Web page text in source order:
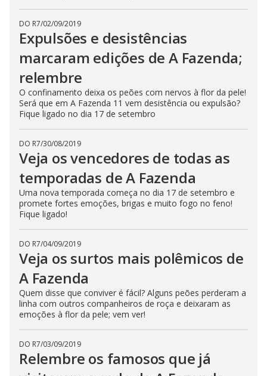
DO R7/02/09/2019
Expulsões e desistências
marcaram edições de A Fazenda;
relembre
O confinamento deixa os peões com nervos à flor da pele!
Será que em A Fazenda 11 vem desistência ou expulsão?
Fique ligado no dia 17 de setembro
DO R7/30/08/2019
Veja os vencedores de todas as
temporadas de A Fazenda
Uma nova temporada começa no dia 17 de setembro e
promete fortes emoções, brigas e muito fogo no feno!
Fique ligado!
DO R7/04/09/2019
Veja os surtos mais polêmicos de
A Fazenda
Quem disse que conviver é fácil? Alguns peões perderam a
linha com outros companheiros de roça e deixaram as
emoções à flor da pele; vem ver!
DO R7/03/09/2019
Relembre os famosos que já